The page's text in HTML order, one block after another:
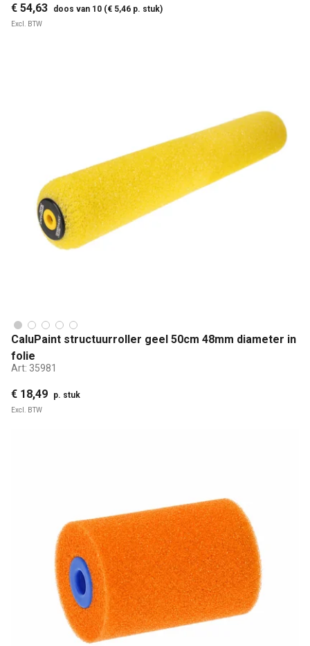
€ 54,63 doos van 10 (€ 5,46 p. stuk)
Excl. BTW
CaluPaint structuurroller geel 50cm 48mm diameter in
folie
Art: 35981
€ 18,49 p. stuk
Excl. BTW